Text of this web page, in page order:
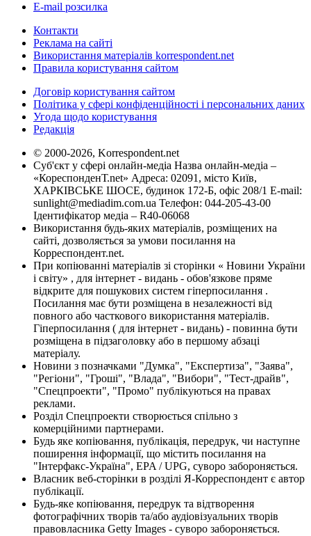
E-mail розсилка
Контакти
Реклама на сайті
Використання матеріалів korrespondent.net
Правила користування сайтом
Договір користування сайтом
Політика у сфері конфіденційності і персональних даних
Угода щодо користування
Редакція
© 2000-2026, Korrespondent.net
Суб'єкт у сфері онлайн-медіа Назва онлайн-медіа –
«КореспонденТ.net» Адреса: 02091, місто Київ,
ХАРКІВСЬКЕ ШОСЕ, будинок 172-Б, офіс 208/1 E-mail:
sunlight@mediadim.com.ua Телефон: 044-205-43-00
Ідентифікатор медіа – R40-06068
Використання будь-яких матеріалів, розміщених на
сайті, дозволяється за умови посилання на
Корреспондент.net.
При копіюванні матеріалів зі сторінки « Новини України
і світу» , для інтернет - видань - обов'язкове пряме
відкрите для пошукових систем гіперпосилання .
Посилання має бути розміщена в незалежності від
повного або часткового використання матеріалів.
Гіперпосилання ( для інтернет - видань) - повинна бути
розміщена в підзаголовку або в першому абзаці
матеріалу.
Новини з позначками "Думка", "Експертиза", "Заява",
"Регіони", "Гроші", "Влада", "Вибори", "Тест-драйв",
"Спецпроекти", "Промо" публікуються на правах
реклами.
Розділ Спецпроекти створюється спільно з
комерційними партнерами.
Будь яке копіювання, публікація, передрук, чи наступне
поширення інформації, що містить посилання на
"Інтерфакс-Україна", EPA / UPG, суворо забороняється.
Власник веб-сторінки в розділі Я-Корреспондент є автор
публікації.
Будь-яке копіювання, передрук та відтворення
фотографічних творів та/або аудіовізуальних творів
правовласника Getty Images - суворо забороняється.